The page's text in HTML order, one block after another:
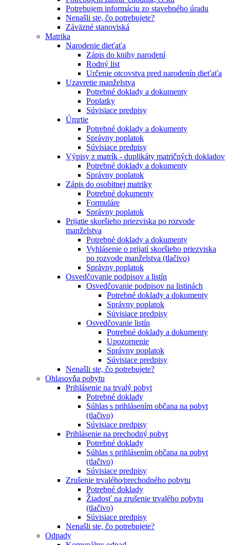
Potrebujem informáciu zo stavebného úradu
Nenašli ste, čo potrebujete?
Záväzné stanoviská
Matrika
Narodenie dieťaťa
Zápis do knihy narodení
Rodný list
Určenie otcovstva pred narodenín dieťaťa
Uzavretie manželstva
Potrebné doklady a dokumenty
Poplatky
Súvisiace predpisy
Úmrtie
Potrebné doklady a dokumenty
Správny poplatok
Súvisiace predpisy
Výpisy z matrík - duplikáty matričných dokladov
Potrebné doklady a dokumenty
Správny poplatok
Zápis do osobitnej matriky
Potrebné dokumenty
Formuláre
Správny poplatok
Prijatie skoršieho priezviska po rozvode
manželstva
Potrebné doklady a dokumenty
Vyhlásenie o prijatí skoršieho priezviska
po rozvode manželstva (tlačivo)
Správny poplatok
Osvedčovanie podpisov a listín
Osvedčovanie podpisov na listinách
Potrebné doklady a dokumenty
Správny poplatok
Súvisiace predpisy
Osvedčovanie listín
Potrebné doklady a dokumenty
Upozornenie
Správny poplatok
Súvisiace predpisy
Nenašli ste, čo potrebujete?
Ohlasovňa pobytu
Prihlásenie na trvalý pobyt
Potrebné doklady
Súhlas s prihlásením občana na pobyt
(tlačivo)
Súvisiace predpisy
Prihlásenie na prechodný pobyt
Potrebné doklady
Súhlas s prihlásením občana na pobyt
(tlačivo)
Súvisiace predpisy
Zrušenie trvalého⁄prechodného pobytu
Potrebné doklady
Žiadosť na zrušenie trvalého pobytu
(tlačivo)
Súvisiace predpisy
Nenašli ste, čo potrebujete?
Odpady